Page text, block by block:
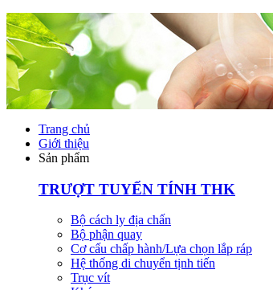
Trang chủ
Giới thiệu
Sản phẩm
TRƯỢT TUYẾN TÍNH THK
Bộ cách ly địa chấn
Bộ phận quay
Cơ cấu chấp hành/Lựa chọn lắp ráp
Hệ thống di chuyển tịnh tiến
Trục vít